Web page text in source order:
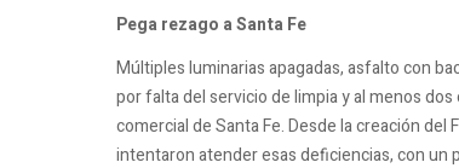
Pega rezago a Santa Fe
Múltiples luminarias apagadas, asfalto con
por falta del servicio de limpia y al menos
comercial de Santa Fe. Desde la creación
intentaron atender esas deficiencias, con un